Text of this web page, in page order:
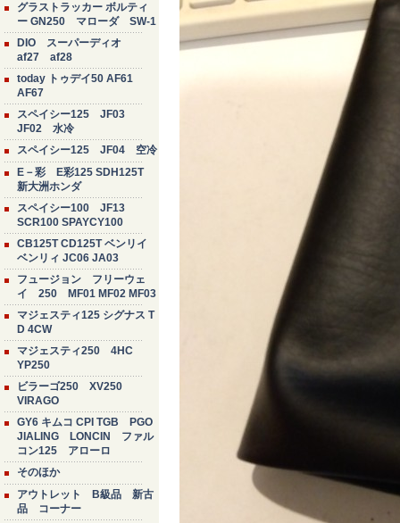
グラストラッカー ボルティ
ー GN250 マローダ SW-1
DIO スーパーディオ
af27 af28
today トゥデイ50 AF61
AF67
スペイシー125 JF03
JF02 水冷
スペイシー125 JF04 空冷
E－彩 E彩125 SDH125T
新大洲ホンダ
スペイシー100 JF13
SCR100 SPAYCY100
CB125T CD125T ベンリイ
ベンリィ JC06 JA03
フュージョン フリーウェ
イ 250 MF01 MF02 MF03
マジェスティ125 シグナス T
D 4CW
マジェスティ250 4HC
YP250
ビラーゴ250 XV250
VIRAGO
GY6 キムコ CPI TGB PGO
JIALING LONCIN ファル
コン125 アローロ
そのほか
アウトレット B級品 新古
品 コーナー